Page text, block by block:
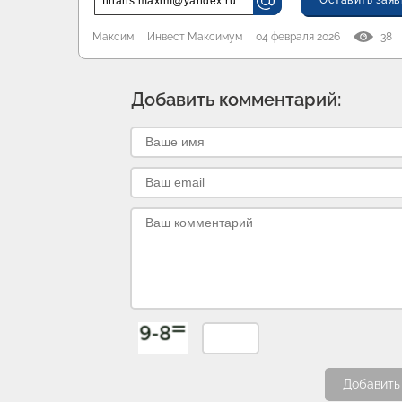
Максим Инвест Максимум 04 февраля 2026 38
Добавить комментарий: